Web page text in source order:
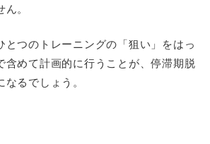
。
とつのトレーニングの「狙い」をはっ
含めて計画的に行うことが、停滞期脱
るでしょう。